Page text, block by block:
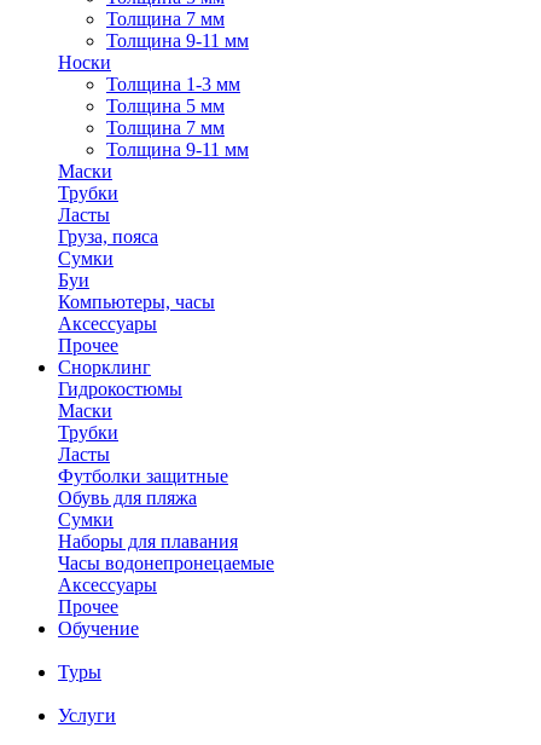
Толщина 7 мм
Толщина 9-11 мм
Носки
Толщина 1-3 мм
Толщина 5 мм
Толщина 7 мм
Толщина 9-11 мм
Маски
Трубки
Ласты
Груза, пояса
Сумки
Буи
Компьютеры, часы
Аксессуары
Прочее
Снорклинг
Гидрокостюмы
Маски
Трубки
Ласты
Футболки защитные
Обувь для пляжа
Сумки
Наборы для плавания
Часы водонепронецаемые
Аксессуары
Прочее
Обучение
Туры
Услуги